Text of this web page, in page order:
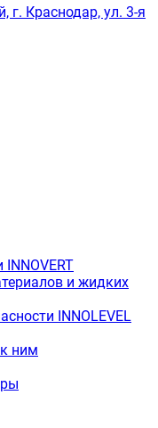
г. Краснодар, ул. 3-я
и жидких
INNOLEVEL
ним